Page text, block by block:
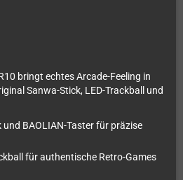
bringt echtes Arcade-Feeling in
Sanwa-Stick, LED-Trackball und
BAOLIAN-Taster für präzise
für authentische Retro-Games